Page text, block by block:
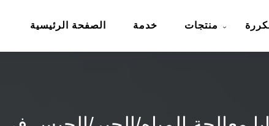
الصفحة الرئيسية خدمة منتجات